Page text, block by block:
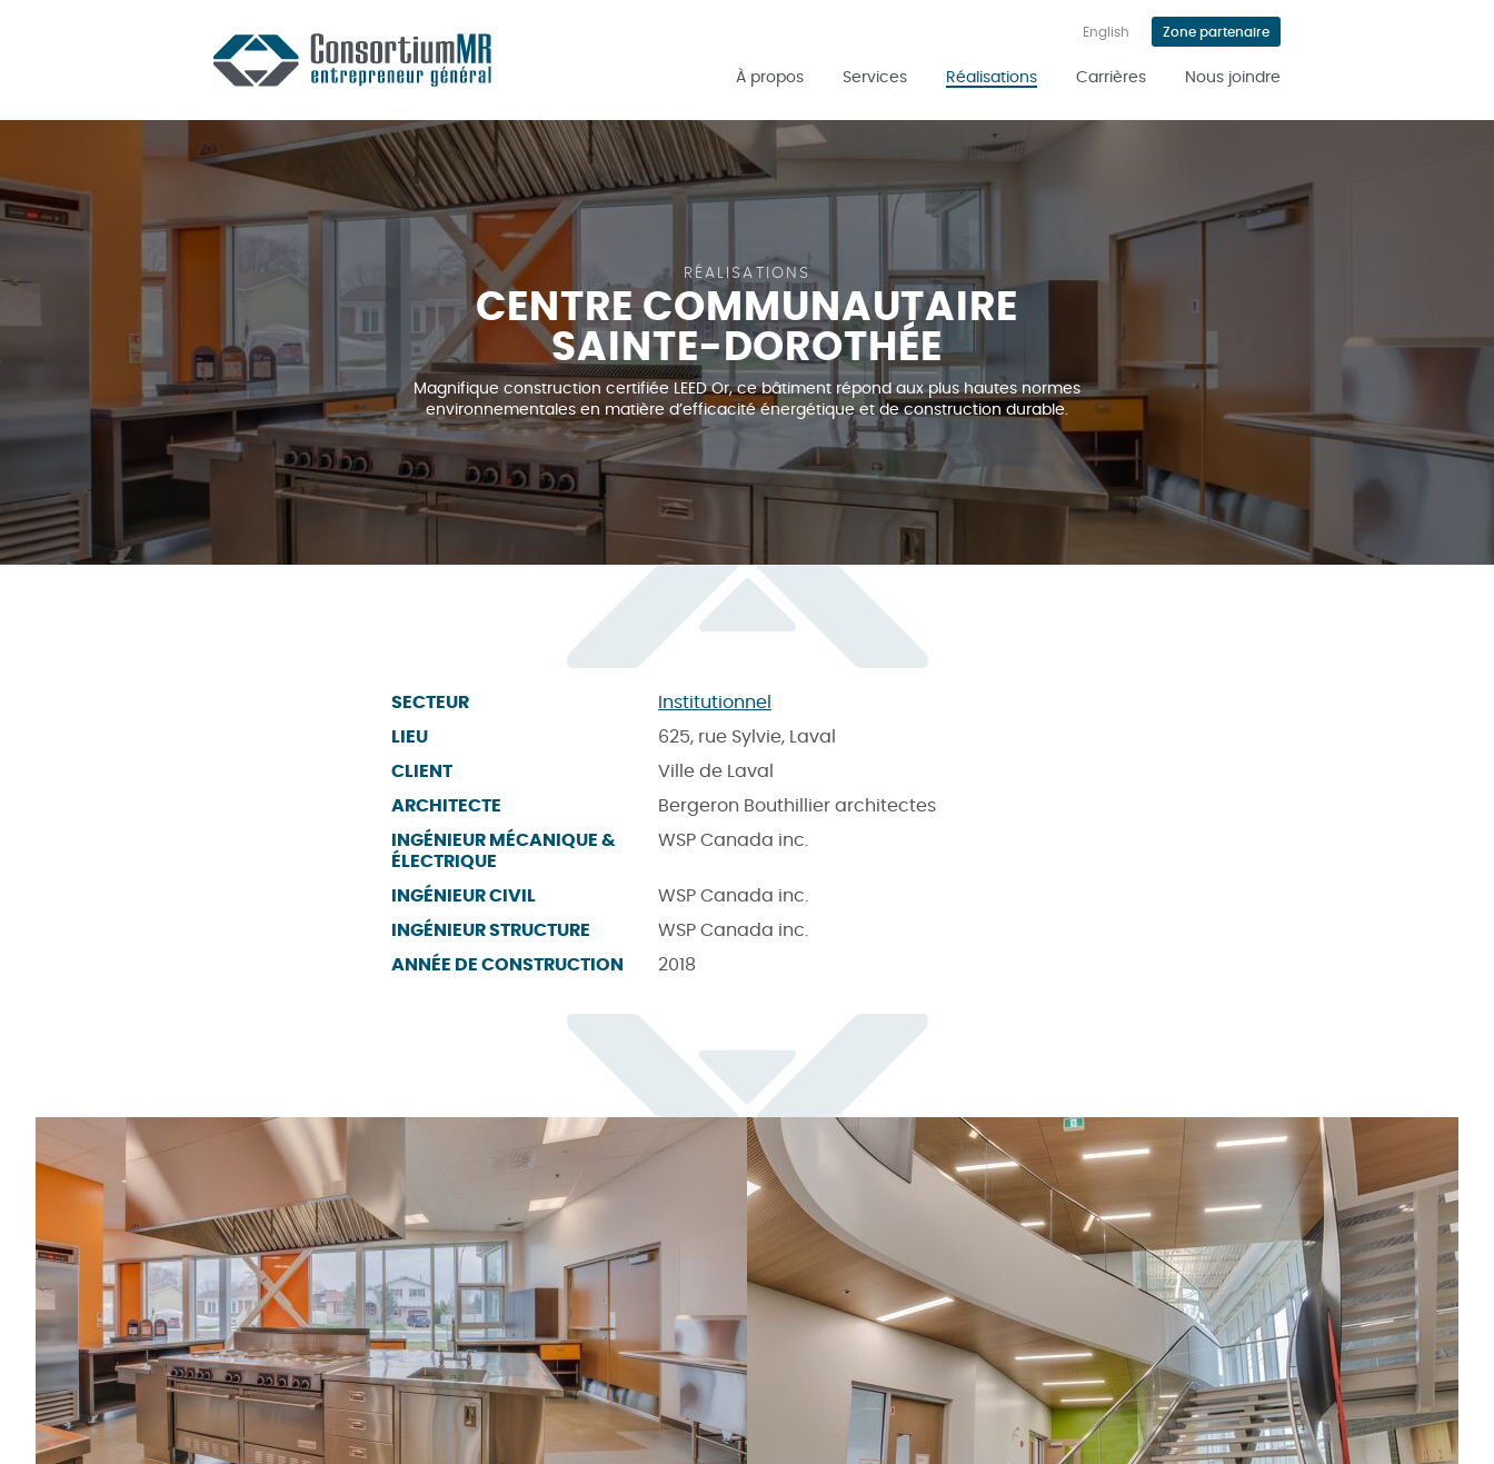
au
principal
À propos Services Réalisations Carrières Nous joindre
English Zone partenaire
RÉALISATIONS
CENTRE COMMUNAUTAIRE
SAINTE-DOROTHÉE
Magnifique construction certifiée LEED Or, ce bâtiment répond aux plus hautes normes
environnementales en matière d’efficacité énergétique et de construction durable.
SECTEUR
Institutionnel
LIEU
625, rue Sylvie, Laval
CLIENT
Ville de Laval
ARCHITECTE
Bergeron Bouthillier architectes
INGÉNIEUR MÉCANIQUE &
ÉLECTRIQUE
WSP Canada inc.
INGÉNIEUR CIVIL
WSP Canada inc.
INGÉNIEUR STRUCTURE
WSP Canada inc.
ANNÉE DE CONSTRUCTION
2018